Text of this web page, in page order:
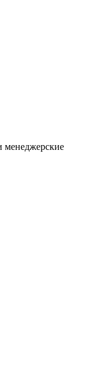
менеджерские